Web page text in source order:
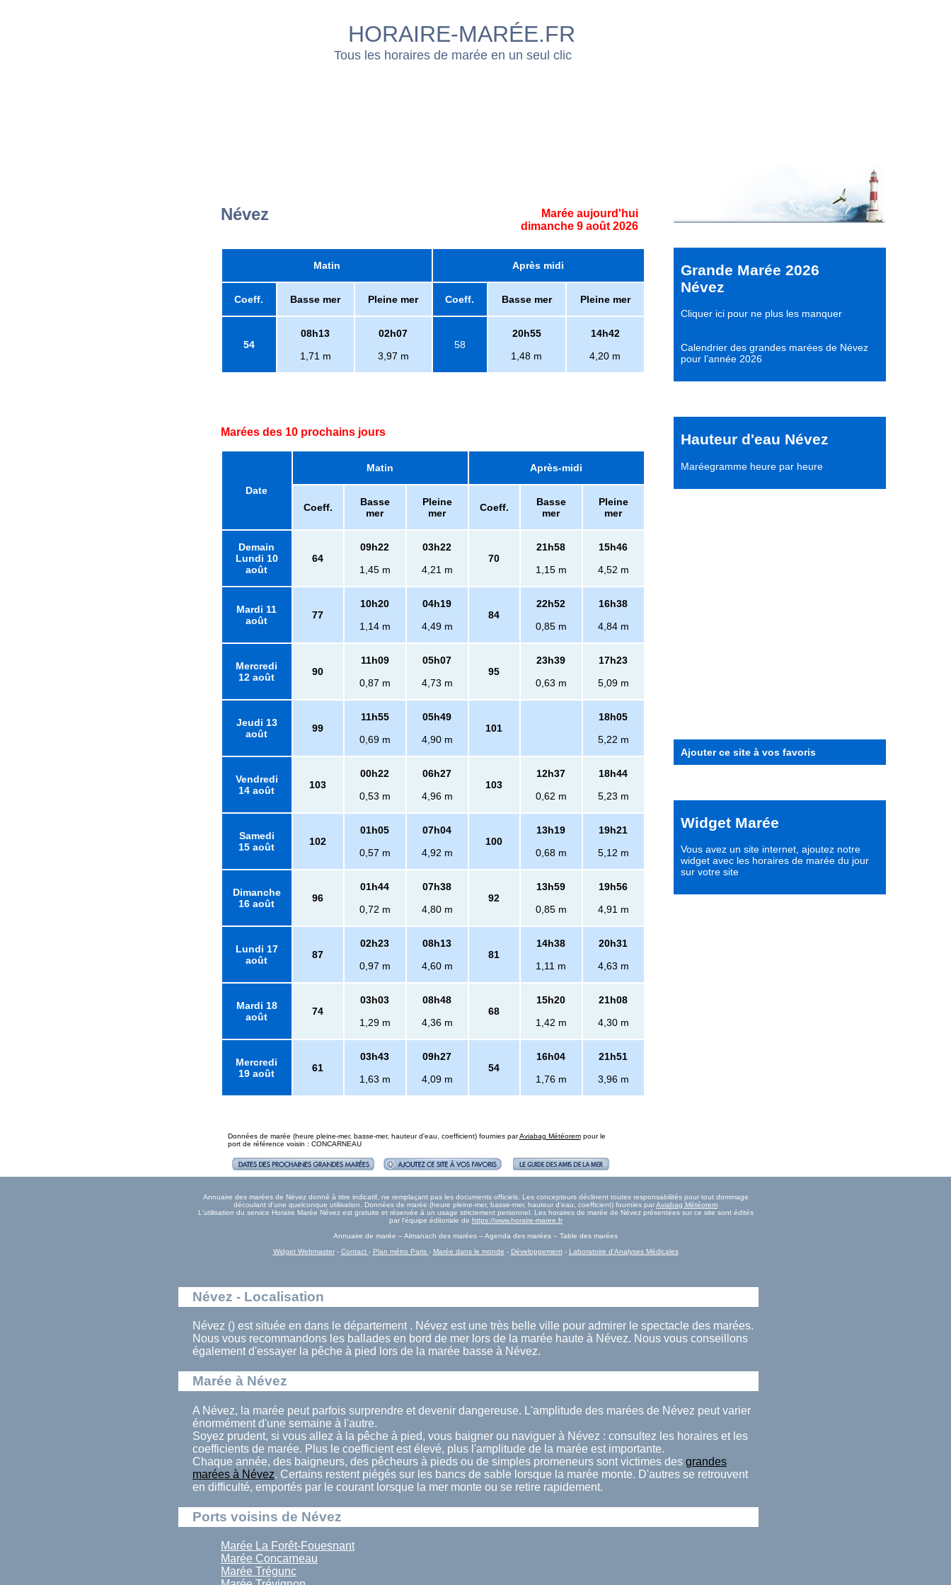
HORAIRE-MARÉE.FR
Tous les horaires de marée en un seul clic
Névez
Marée aujourd'hui
dimanche 9 août 2026
Matin Après midi
Coeff. Basse mer Pleine mer Coeff. Basse mer Pleine mer
54
08h13
1,71 m
02h07
3,97 m
58
20h55
1,48 m
14h42
4,20 m
Marées des 10 prochains jours
Date
Matin Après-midi
Coeff.
Basse
mer
Pleine
mer
Coeff.
Basse
mer
Pleine
mer
Demain
Lundi 10
août
64
09h22
1,45 m
03h22
4,21 m
70
21h58
1,15 m
15h46
4,52 m
Mardi 11
août
77
10h20
1,14 m
04h19
4,49 m
84
22h52
0,85 m
16h38
4,84 m
Mercredi
12 août
90
11h09
0,87 m
05h07
4,73 m
95
23h39
0,63 m
17h23
5,09 m
Jeudi 13
août
99
11h55
0,69 m
05h49
4,90 m
101
18h05
5,22 m
Vendredi
14 août
103
00h22
0,53 m
06h27
4,96 m
103
12h37
0,62 m
18h44
5,23 m
Samedi
15 août
102
01h05
0,57 m
07h04
4,92 m
100
13h19
0,68 m
19h21
5,12 m
Dimanche
16 août
96
01h44
0,72 m
07h38
4,80 m
92
13h59
0,85 m
19h56
4,91 m
Lundi 17
août
87
02h23
0,97 m
08h13
4,60 m
81
14h38
1,11 m
20h31
4,63 m
Mardi 18
août
74
03h03
1,29 m
08h48
4,36 m
68
15h20
1,42 m
21h08
4,30 m
Mercredi
19 août
61
03h43
1,63 m
09h27
4,09 m
54
16h04
1,76 m
21h51
3,96 m
Données de marée (heure pleine-mer, basse-mer, hauteur d'eau, coefficient) fournies parAviabag Météorempour le
port de référence voisin : CONCARNEAU
Grande Marée 2026
Névez
Cliquer ici pour ne plus les manquer
Calendrier des grandes marées de Névez
pour l’année 2026
Hauteur d'eau Névez
Maréegramme heure par heure
Ajouter ce site à vos favoris
Widget Marée
Vous avez un site internet, ajoutez notre
widget avec les horaires de marée du jour
sur votre site
Annuaire des marées de Névez donné à titre indicatif, ne remplaçant pas les documents officiels. Les concepteurs déclinent toutes responsabilités pour tout dommage
découlant d'une quelconque utilisation. Données de marée (heure pleine-mer, basse-mer, hauteur d'eau, coefficient) fournies parAviabag Météorem
L'utilisation du service Horaire Marée Névez est gratuite et réservée à un usage strictement personnel. Les horaires de marée de Névez présentées sur ce site sont édités
par l'équipe éditoriale de https://www.horaire-maree.fr
Annuaire de marée – Almanach des marées – Agenda des marées – Table des marées
Widget Webmaster- Contact - Plan métro Paris - Marée dans le monde - Développement- Laboratoire d'Analyses Médicales
Névez - Localisation
Névez () est située en dans le département . Névez est une très belle ville pour admirer le spectacle des marées.
Nous vous recommandons les ballades en bord de mer lors de la marée haute à Névez. Nous vous conseillons
également d'essayer la pêche à pied lors de la marée basse à Névez.
Marée à Névez
A Névez, la marée peut parfois surprendre et devenir dangereuse. L'amplitude des marées de Névez peut varier
énormément d'une semaine à l'autre.
Soyez prudent, si vous allez à la pêche à pied, vous baigner ou naviguer à Névez : consultez les horaires et les
coefficients de marée. Plus le coefficient est élevé, plus l'amplitude de la marée est importante.
Chaque année, des baigneurs, des pêcheurs à pieds ou de simples promeneurs sont victimes des grandes
marées à Névez. Certains restent piégés sur les bancs de sable lorsque la marée monte. D'autres se retrouvent
en difficulté, emportés par le courant lorsque la mer monte ou se retire rapidement.
Ports voisins de Névez
Marée La Forêt-Fouesnant
Marée Concarneau
Marée Trégunc